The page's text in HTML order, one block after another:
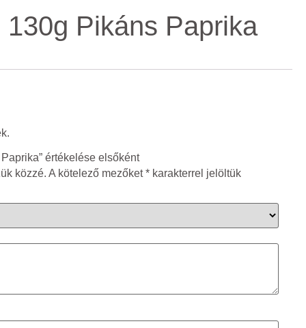
130g Pikáns Paprika
értékelése elsőként
közzé. A kötelező mezőket* karakterrel jelöltük